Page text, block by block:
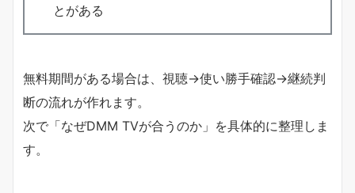
とがある
無料期間がある場合は、視聴→使い勝手確認→継続判
断の流れが作れます。
次で「なぜDMM TVが合うのか」を具体的に整理しま
す。